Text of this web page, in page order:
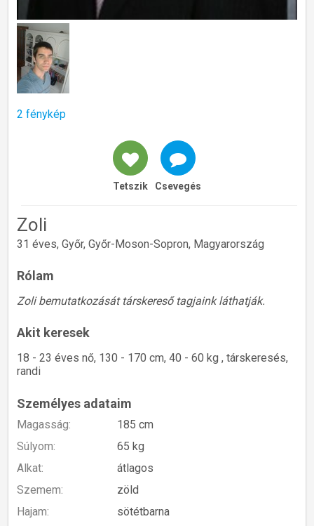
2 fénykép
Tetszik Csevegés
Zoli
31 éves, Győr, Győr-Moson-Sopron, Magyarország
Rólam
Zoli bemutatkozását társkereső tagjaink láthatják.
Akit keresek
18 - 23 éves nő, 130 - 170 cm, 40 - 60 kg , társkeresés,
randi
Személyes adataim
Magasság:
185 cm
Súlyom:
65 kg
Alkat:
átlagos
Szemem:
zöld
Hajam:
sötétbarna